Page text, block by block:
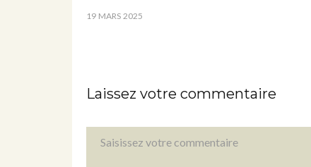
19 MARS 2025
Laissez votre commentaire